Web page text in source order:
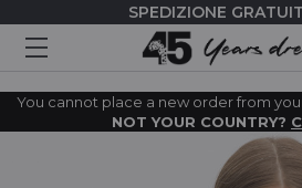
SPEDIZIONE
You cannot place a new order from
NOT YOUR COUNTRY?